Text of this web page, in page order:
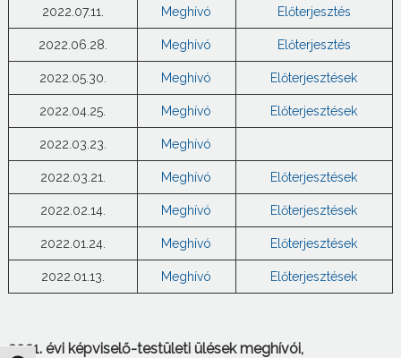
2022.07.11. Meghívó Előterjesztés
2022.06.28. Meghívó Előterjesztés
2022.05.30. Meghívó Előterjesztések
2022.04.25. Meghívó Előterjesztések
2022.03.23. Meghívó
2022.03.21. Meghívó Előterjesztések
2022.02.14. Meghívó Előterjesztések
2022.01.24. Meghívó Előterjesztések
2022.01.13. Meghívó Előterjesztések
2021. évi képviselő-testületi ülések meghívói,